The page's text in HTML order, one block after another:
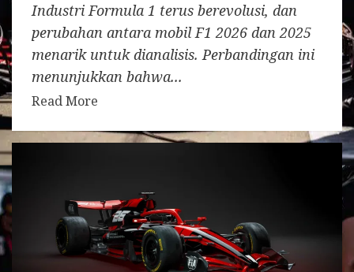
Industri Formula 1 terus berevolusi, dan
perubahan antara mobil F1 2026 dan 2025
menarik untuk dianalisis. Perbandingan ini
menunjukkan bahwa...
Read More